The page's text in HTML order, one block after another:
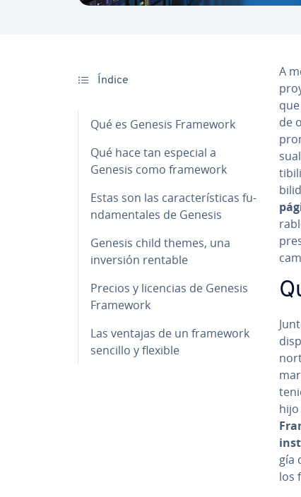
Índice
Qué es Genesis Framework
Qué hace tan especial a
Genesis como framework
Estas son las ca­ra­c­te­rí­s­ti­cas fu­
n­da­me­n­ta­les de Genesis
Genesis child themes, una
inversión rentable
Precios y licencias de Genesis
Framework
Las ventajas de un framework
sencillo y flexible
A
de
hijo
gía
los